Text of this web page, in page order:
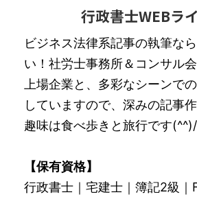
行政書士WEBラ
ビジネス法律系記事の執筆な
い！社労士事務所＆コンサル
上場企業と、多彩なシーンで
していますので、深みの記事
趣味は食べ歩きと旅行です(^^)/
【保有資格】
行政書士｜宅建士｜簿記2級｜